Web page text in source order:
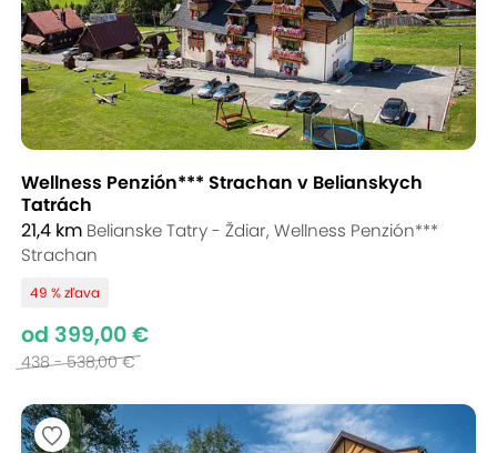
Wellness Penzión*** Strachan v Belianskych
Tatrách
21,4 km Belianske Tatry - Ždiar, Wellness Penzión***
Strachan
49 % zľava
od 399,00 €
438 - 538,00 €